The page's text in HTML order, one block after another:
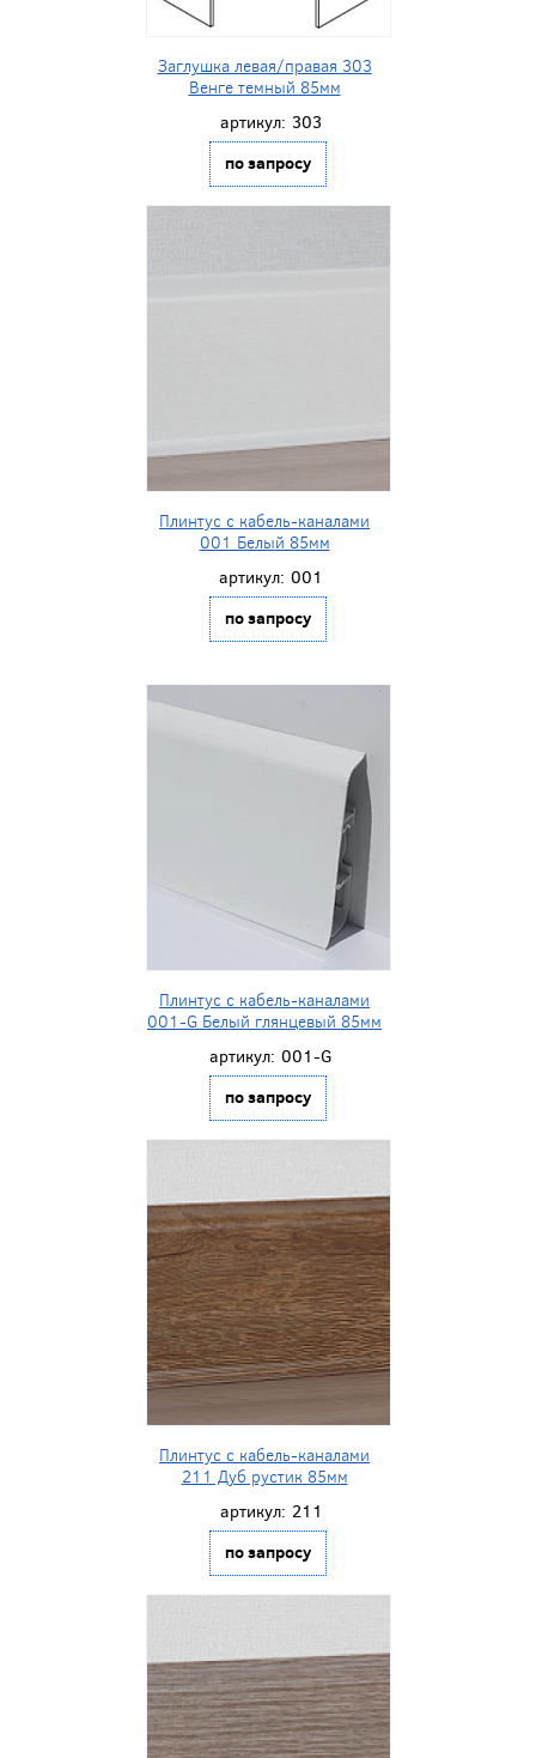
Заглушка левая/правая 303
Венге темный 85мм
артикул: 303
по запросу
Плинтус с кабель-каналами
001 Белый 85мм
артикул: 001
по запросу
Плинтус с кабель-каналами
001-G Белый глянцевый 85мм
артикул: 001-G
по запросу
Плинтус с кабель-каналами
211 Дуб рустик 85мм
артикул: 211
по запросу